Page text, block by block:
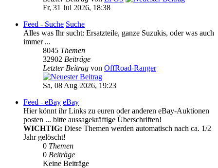
Fr, 31 Jul 2026, 18:38
Feed - Suche Suche
Alles was Ihr sucht: Ersatzteile, ganze Suzukis, oder was auch
immer ...
8045 Themen
32902 Beiträge
Letzter Beitrag von OffRoad-Ranger
Sa, 08 Aug 2026, 19:23
Feed - eBay eBay
Hier könnt ihr Links zu euren oder anderen eBay-Auktionen
posten ... bitte aussagekräftige Überschriften!
WICHTIG: Diese Themen werden automatisch nach ca. 1/2
Jahr gelöscht!
0 Themen
0 Beiträge
Keine Beiträge